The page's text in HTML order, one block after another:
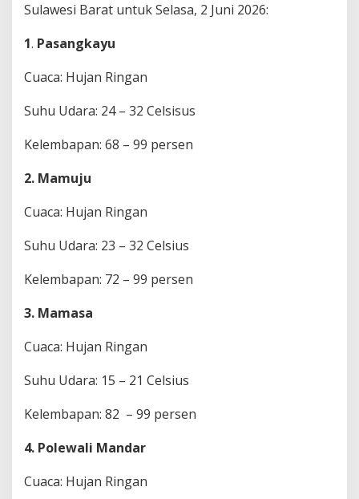
j
i
n
a
H
n
,
a
m
P
l
i
g
i
g
i
Sulawesi Barat untuk Selasa, 2 Juni 2026:
1. Pasangkayu
Cuaca: Hujan Ringan
Suhu Udara: 24 – 32 Celsisus
Kelembapan: 68 – 99 persen
2. Mamuju
Cuaca: Hujan Ringan
Suhu Udara: 23 – 32 Celsius
Kelembapan: 72 – 99 persen
3. Mamasa
Cuaca: Hujan Ringan
Suhu Udara: 15 – 21 Celsius
Kelembapan: 82 – 99 persen
4. Polewali Mandar
Cuaca: Hujan Ringan